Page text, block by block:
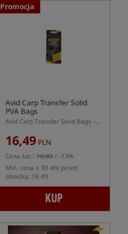
Promocja
Avid Carp Transfer Solid
PVA Bags
Avid Carp Transfer Solid Bags – worki PVA
16,49 PLN
Cena kat.: 18,89 / -13%
Min. cena z 30 dni przed
obniżką: 16.49
KUP